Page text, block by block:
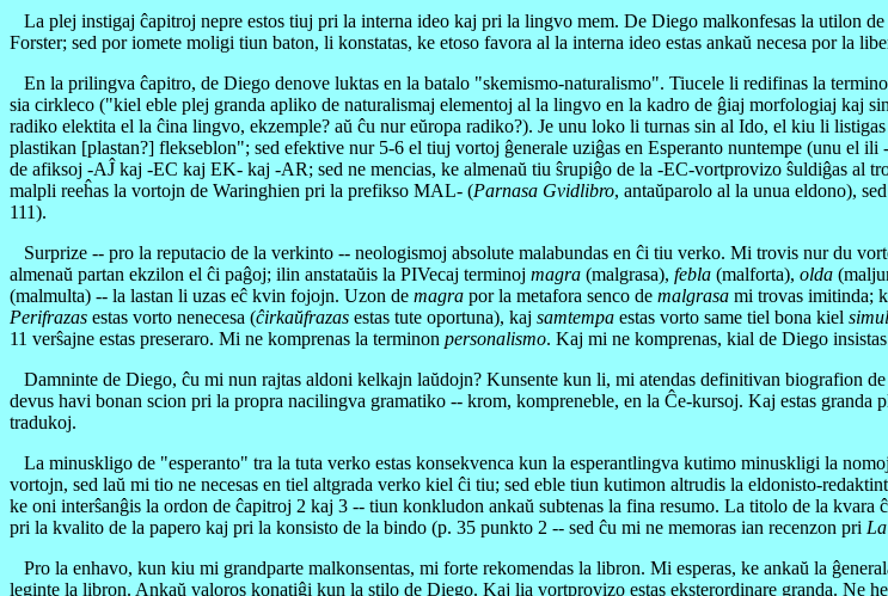
La plej instigaj ĉapitroj nepre estos tiuj pri la interna ideo kaj pri la lingvo mem. De Diego malkonfesas la utilon
Forster; sed por iomete moligi tiun baton, li konstatas, ke etoso favora al la interna ideo estas ankaŭ necesa por la
En la prilingva ĉapitro, de Diego denove luktas en la batalo "skemismo-naturalismo". Tiucele li redifinas la
sia cirkleco ("kiel eble plej granda apliko de naturalismaj elementoj al la lingvo en la kadro de ĝiaj morfologiaj kaj
radiko elektita el la ĉina lingvo, ekzemple? aŭ ĉu nur eŭropa radiko?). Je unu loko li turnas sin al Ido, el kiu li
plastikan [plastan?] flekseblon"; sed efektive nur 5-6 el tiuj vortoj ĝenerale uziĝas en Esperanto nuntempe (unu el
de afiksoj -AĴ kaj -EC kaj EK- kaj -AR; sed ne mencias, ke almenaŭ tiu ŝrupiĝo de la -EC-vortprovizo ŝuldiĝas al
malpli reeĥas la vortojn de Waringhien pri la prefikso MAL- (Parnasa Gvidlibro, antaŭparolo al la unua eldono),
111).
Surprize -- pro la reputacio de la verkinto -- neologismoj absolute malabundas en ĉi tiu verko. Mi trovis nur du
almenaŭ partan ekzilon el ĉi paĝoj; ilin anstataŭis la PIVecaj terminoj magra (malgrasa), febla (malforta), olda
(malmulta) -- la lastan li uzas eĉ kvin fojojn. Uzon de magra por la metafora senco de malgrasa mi trovas imitinda;
Perifrazas estas vorto nenecesa (ĉirkaŭfrazas estas tute oportuna), kaj samtempa estas vorto same tiel bona kiel
11 verŝajne estas preseraro. Mi ne komprenas la terminon personalismo. Kaj mi ne komprenas, kial de Diego
Damninte de Diego, ĉu mi nun rajtas aldoni kelkajn laŭdojn? Kunsente kun li, mi atendas definitivan biografion
devus havi bonan scion pri la propra nacilingva gramatiko -- krom, kompreneble, en la Ĉe-kursoj. Kaj estas
tradukoj.
La minuskligo de "esperanto" tra la tuta verko estas konsekvenca kun la esperantlingva kutimo minuskligi la
vortojn, sed laŭ mi tio ne necesas en tiel altgrada verko kiel ĉi tiu; sed eble tiun kutimon altrudis la eldonisto-
ke oni interŝanĝis la ordon de ĉapitroj 2 kaj 3 -- tiun konkludon ankaŭ subtenas la fina resumo. La titolo de la kvara
pri la kvalito de la papero kaj pri la konsisto de la bindo (p. 35 punkto 2 -- sed ĉu mi ne memoras ian recenzon pri
Pro la enhavo, kun kiu mi grandparte malkonsentas, mi forte rekomendas la libron. Mi esperas, ke ankaŭ la
leginte la libron. Ankaŭ valoros konatiĝi kun la stilo de Diego. Kaj lia vortprovizo estas eksterordinare granda. Ne